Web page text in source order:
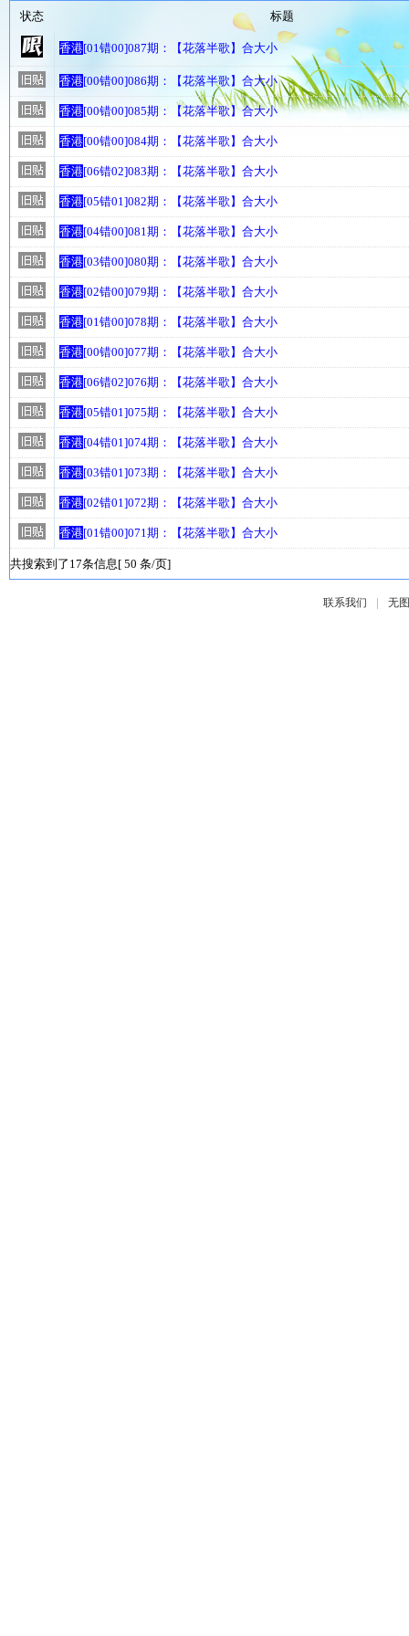
状态 标题
香港[01错00]087期：【花落半歌】合大小
香港[00错00]086期：【花落半歌】合大小
香港[00错00]085期：【花落半歌】合大小
香港[00错00]084期：【花落半歌】合大小
香港[06错02]083期：【花落半歌】合大小
香港[05错01]082期：【花落半歌】合大小
香港[04错00]081期：【花落半歌】合大小
香港[03错00]080期：【花落半歌】合大小
香港[02错00]079期：【花落半歌】合大小
香港[01错00]078期：【花落半歌】合大小
香港[00错00]077期：【花落半歌】合大小
香港[06错02]076期：【花落半歌】合大小
香港[05错01]075期：【花落半歌】合大小
香港[04错01]074期：【花落半歌】合大小
香港[03错01]073期：【花落半歌】合大小
香港[02错01]072期：【花落半歌】合大小
香港[01错00]071期：【花落半歌】合大小
共搜索到了17条信息[ 50 条/页]
联系我们 | 无